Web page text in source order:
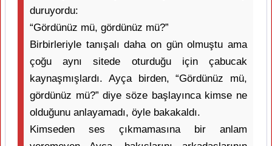
duruyordu:
“Gördünüz mü, gördünüz mü?”
Birbirleriyle tanışalı daha on gün olmuştu ama
çoğu aynı sitede oturduğu için çabucak
kaynaşmışlardı. Ayça birden, “Gördünüz mü,
gördünüz mü?” diye söze başlayınca kimse ne
olduğunu anlayamadı, öyle bakakaldı.
Kimseden ses çıkmamasına bir anlam